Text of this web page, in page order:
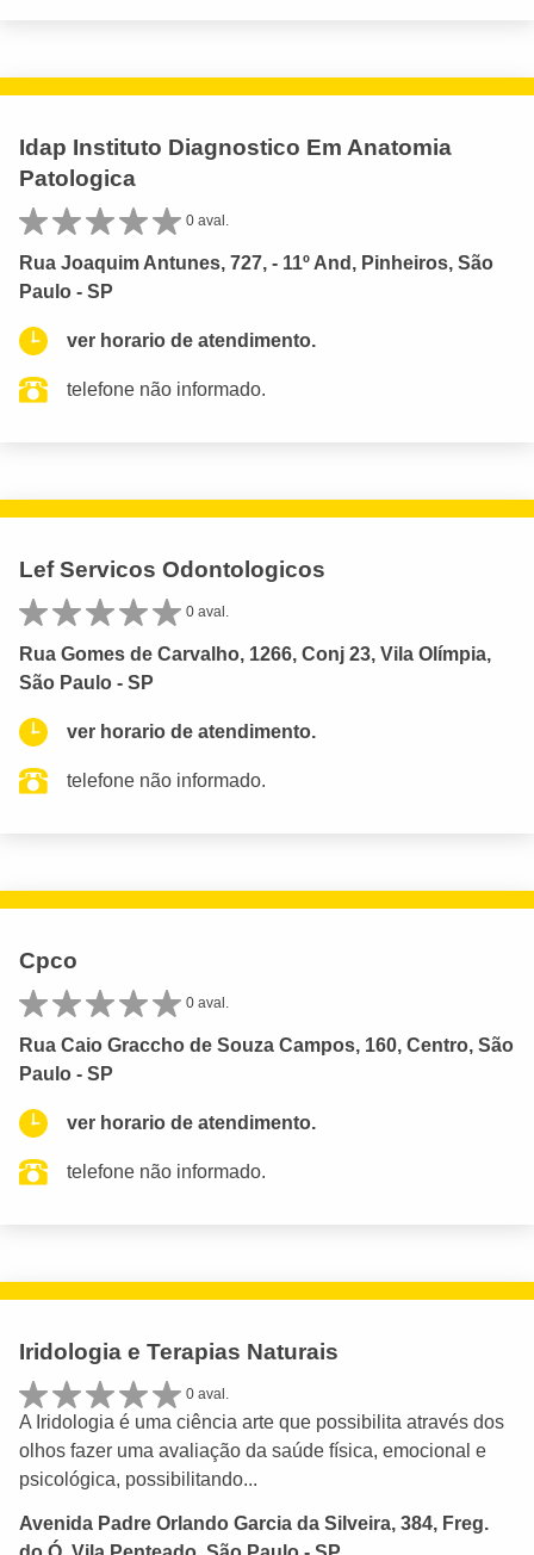
Idap Instituto Diagnostico Em Anatomia
Patologica
0 aval.
Rua Joaquim Antunes, 727, - 11º And, Pinheiros, São
Paulo - SP
ver horario de atendimento.
telefone não informado.
Lef Servicos Odontologicos
0 aval.
Rua Gomes de Carvalho, 1266, Conj 23, Vila Olímpia,
São Paulo - SP
ver horario de atendimento.
telefone não informado.
Cpco
0 aval.
Rua Caio Graccho de Souza Campos, 160, Centro, São
Paulo - SP
ver horario de atendimento.
telefone não informado.
Iridologia e Terapias Naturais
0 aval.
A Iridologia é uma ciência arte que possibilita através dos
olhos fazer uma avaliação da saúde física, emocional e
psicológica, possibilitando...
Avenida Padre Orlando Garcia da Silveira, 384, Freg.